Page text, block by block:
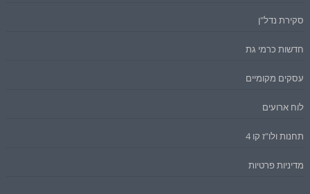
סקירת נדל"ן
חדשות כרמי גת
עסקים מקומיים
לוח ארועים
תחנות ולו"ז קו 4
מדיניות פרטיות